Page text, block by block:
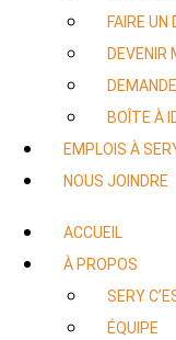
FAIRE UN
DEVENIR
BOÎTE À
EMPLOIS À
NOUS JOINDRE
ACCUEIL
À PROPOS
SERY
ÉQUIPE